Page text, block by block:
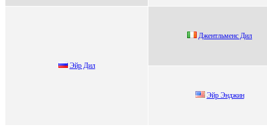
Эйр Дил
Джентльменс Дил
Эйр Энджин